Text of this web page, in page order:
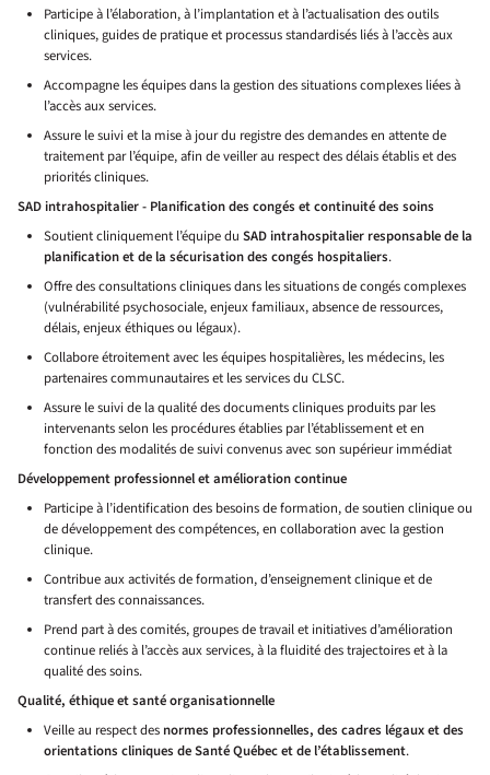
Participe à l’élaboration, à l’implantation et à l’actualisation des outils
cliniques, guides de pratique et processus standardisés liés à l’accès aux
services.
Accompagne les équipes dans la gestion des situations complexes liées à
l’accès aux services.
Assure le suivi et la mise à jour du registre des demandes en attente de
traitement par l’équipe, afin de veiller au respect des délais établis et des
priorités cliniques.
SAD intrahospitalier - Planification des congés et continuité des soins
Soutient cliniquement l’équipe du SAD intrahospitalier responsable de la
planification et de la sécurisation des congés hospitaliers.
Offre des consultations cliniques dans les situations de congés complexes
(vulnérabilité psychosociale, enjeux familiaux, absence de ressources,
délais, enjeux éthiques ou légaux).
Collabore étroitement avec les équipes hospitalières, les médecins, les
partenaires communautaires et les services du CLSC.
Assure le suivi de la qualité des documents cliniques produits par les
intervenants selon les procédures établies par l’établissement et en
fonction des modalités de suivi convenus avec son supérieur immédiat
Développement professionnel et amélioration continue
Participe à l’identification des besoins de formation, de soutien clinique ou
de développement des compétences, en collaboration avec la gestion
clinique.
Contribue aux activités de formation, d’enseignement clinique et de
transfert des connaissances.
Prend part à des comités, groupes de travail et initiatives d’amélioration
continue reliés à l’accès aux services, à la fluidité des trajectoires et à la
qualité des soins.
Qualité, éthique et santé organisationnelle
Veille au respect des normes professionnelles, des cadres légaux et des
orientations cliniques de Santé Québec et de l’établissement.